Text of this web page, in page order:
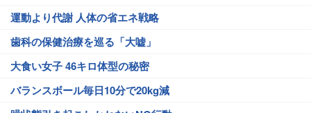
運動より代謝 人体の省エネ戦略
歯科の保健治療を巡る「大嘘」
大食い女子 46キロ体型の秘密
バランスボール毎日10分で20kg減